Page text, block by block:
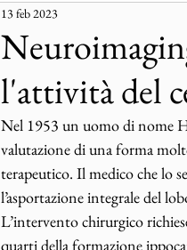
Inneres Auge
l'attività del
13 feb 2023
Nel 1953 un uomo di nome
valutazione di una forma
terapeutico. Il medico che lo
l’asportazione integrale del
L’intervento chirurgico
quarti della formazione